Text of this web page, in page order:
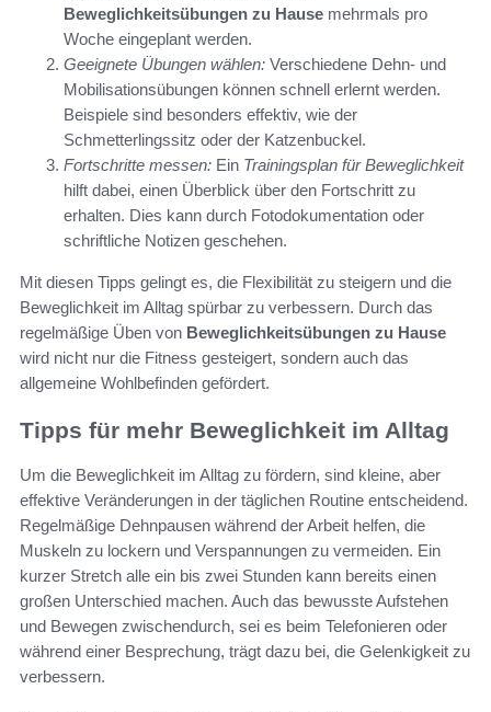
Beweglichkeitsübungen zu Hause mehrmals pro
Woche eingeplant werden.
Geeignete Übungen wählen: Verschiedene Dehn- und
Mobilisationsübungen können schnell erlernt werden.
Beispiele sind besonders effektiv, wie der
Schmetterlingssitz oder der Katzenbuckel.
Fortschritte messen: Ein Trainingsplan für Beweglichkeit
hilft dabei, einen Überblick über den Fortschritt zu
erhalten. Dies kann durch Fotodokumentation oder
schriftliche Notizen geschehen.
Mit diesen Tipps gelingt es, die Flexibilität zu steigern und die
Beweglichkeit im Alltag spürbar zu verbessern. Durch das
regelmäßige Üben von Beweglichkeitsübungen zu Hause
wird nicht nur die Fitness gesteigert, sondern auch das
allgemeine Wohlbefinden gefördert.
Tipps für mehr Beweglichkeit im Alltag
Um die Beweglichkeit im Alltag zu fördern, sind kleine, aber
effektive Veränderungen in der täglichen Routine entscheidend.
Regelmäßige Dehnpausen während der Arbeit helfen, die
Muskeln zu lockern und Verspannungen zu vermeiden. Ein
kurzer Stretch alle ein bis zwei Stunden kann bereits einen
großen Unterschied machen. Auch das bewusste Aufstehen
und Bewegen zwischendurch, sei es beim Telefonieren oder
während einer Besprechung, trägt dazu bei, die Gelenkigkeit zu
verbessern.